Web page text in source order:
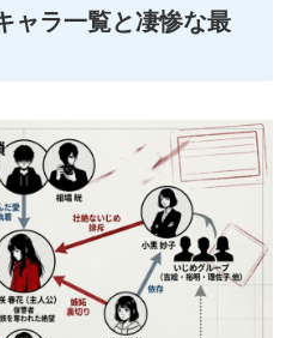
ャラ一覧と凄惨な最